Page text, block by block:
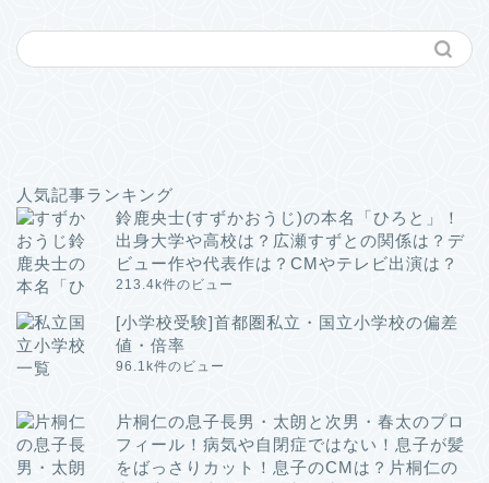
人気記事ランキング
鈴鹿央士(すずかおうじ)の本名「ひろと」！
出身大学や高校は？広瀬すずとの関係は？デ
ビュー作や代表作は？CMやテレビ出演は？
213.4k件のビュー
[小学校受験]首都圏私立・国立小学校の偏差
値・倍率
96.1k件のビュー
片桐仁の息子長男・太朗と次男・春太のプロ
フィール！病気や自閉症ではない！息子が髪
をばっさりカット！息子のCMは？片桐仁の